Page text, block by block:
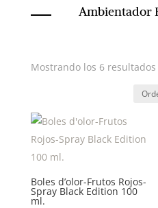
Ambientador
Mostrando los 6 resultados
Boles d’olor-Frutos Rojos-
Spray Black Edition 100
ml.